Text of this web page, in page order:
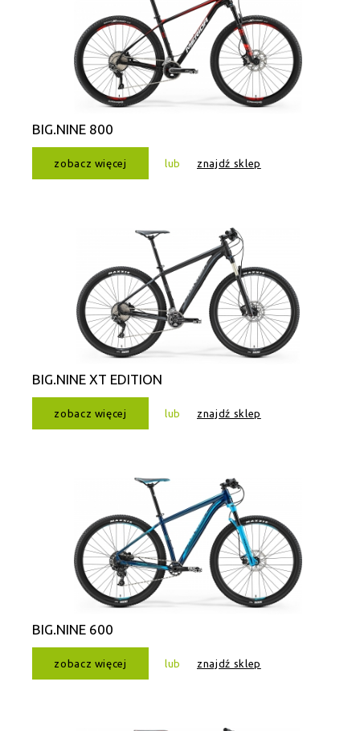
BIG.NINE 800
zobacz więcej lub znajdź sklep
BIG.NINE XT EDITION
zobacz więcej lub znajdź sklep
BIG.NINE 600
zobacz więcej lub znajdź sklep